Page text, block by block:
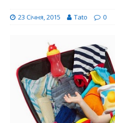
23 Січня, 2015 Tato 0